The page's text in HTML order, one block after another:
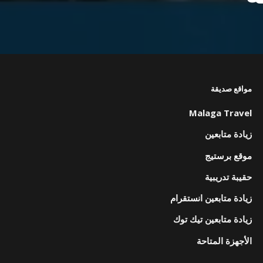
مواقع صديقة
Malaga Travel
زيادة متابعين
موقع برستيج
حقيبة تدريبية
زيادة متابعين انستقرام
زيادة متابعين تيك توك
الأجهزة المتاحة